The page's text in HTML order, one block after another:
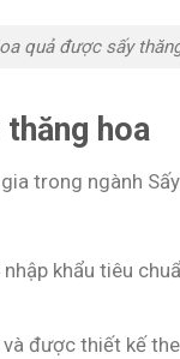
quả được sấy
hoa
trong ngành
khẩu tiêu
được thiết kế